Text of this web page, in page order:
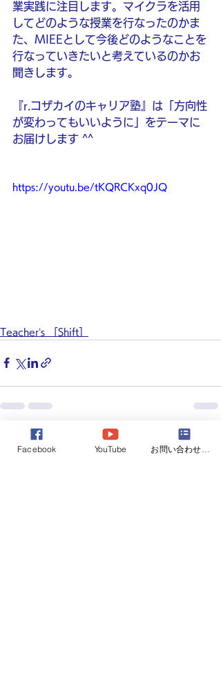
業実践に注目します。マイクラを活用
してどのような授業を行なったのかま
た、MIEEとして今後どのようなことを
行なっていきたいと考えているのかお
聞きします。
『r.コザカイのキャリア塾』は「方向性
が変わってもいいように」をテーマに
お届けします ^^
https://youtu.be/tKQRCKxq0JQ
Teacher’s ［Shift］
最新記事 すべて表示
Facebook YouTube